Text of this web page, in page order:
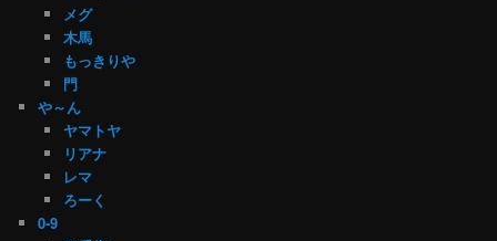
メグ
木馬
もっきりや
門
や～ん
ヤマトヤ
リアナ
レマ
ろーく
0-9